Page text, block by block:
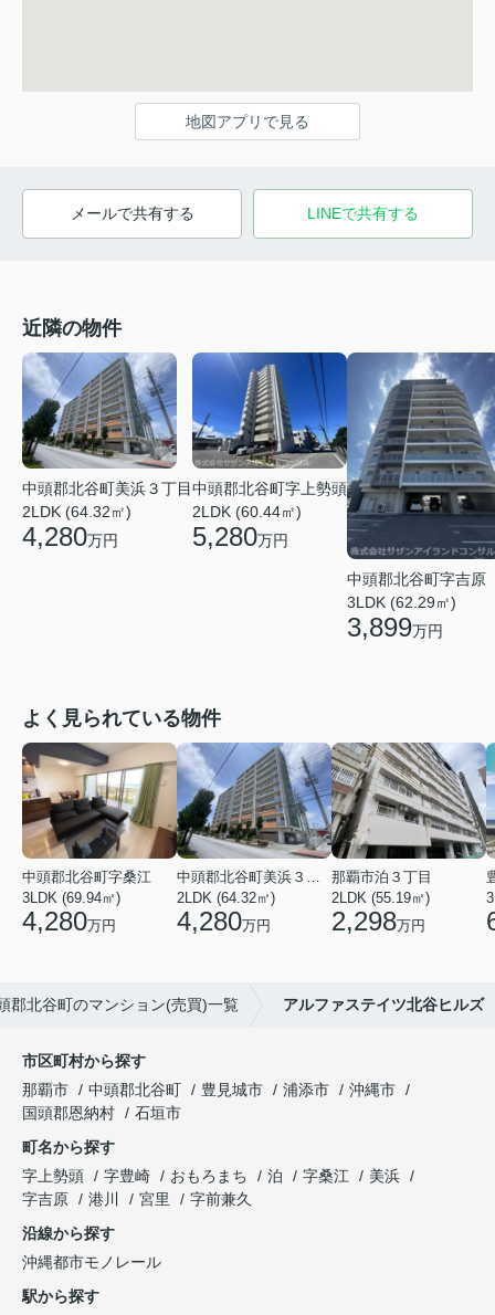
地図アプリで見る
メールで共有する LINEで共有する
近隣の物件
中頭郡北谷町美浜３丁目
2LDK (64.32㎡)
4,280万円
中頭郡北谷町字上勢頭
2LDK (60.44㎡)
5,280万円
中頭郡北谷町字吉原
3LDK (62.29㎡)
3,899万円
よく見られている物件
中頭郡北谷町字桑江
3LDK (69.94㎡)
4,280万円
中頭郡北谷町美浜３丁目
2LDK (64.32㎡)
4,280万円
那覇市泊３丁目
2LDK (55.19㎡)
2,298万円
郡北谷町のマンション(売買)一覧 アルファステイツ北谷ヒルズ
市区町村から探す
那覇市
中頭郡北谷町 豊見城市 浦添市
沖縄市
国頭郡恩納村
石垣市
町名から探す
字上勢頭
字豊崎 おもろまち 泊 字桑江
美浜
字吉原
港川 宮里
字前兼久
沿線から探す
沖縄都市モノレール
駅から探す